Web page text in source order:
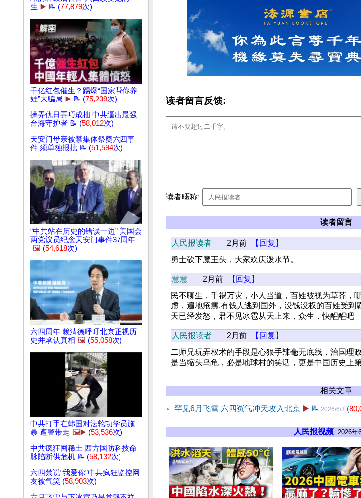
生 ▶️ 📝 (77,879次)
千亿红包催生？踢爆“国家帮你养
娃”大骗局 ▶️ 📝 (75,239次)
操弄仇日弄巧成拙 中共逼出最强
台海守护者 📝 (58,012次)
天安门母亲被禁集体祭奠六四事
件 须单独报批 📝 (51,594次)
“中共站在历史的错误一边” 美国会
两党议员纪念天安门事件37周年
🖼️ (54,618次)
六四周年 赖清德呼吁北京正视历
史并承认真相 🖼️ (55,058次)
中共打手在韩国对法轮功学员施
暴 遭警带走 🖼️▶️ (53,536次)
中共疯狂囤稀土 西方国防科技命
脉陷断供危机 📝 (58,132次)
六四禁说“我爱你”中共疯狂监控网
友被气笑 (58,903次)
读者留言反馈:
读者暱称:
读者留言
人民报读者 2月前
【回复】
勇士砍下魔王头，大家欢庆泼水节。
慧慧 2月前
【回复】
民不聊生，千祸万灾，小人当道，百姓被视为草芥，
虑，遍地疮痍.有钱人逃到国外，没钱没权的百姓受
天已经发怒，君不见冰雹从天上来，众生，快醒醒吧
人民报读者 2月前
【回复】
二师兄玩弄权术的手段是心狠手辣毫无底线，治国理
是当缩头乌龟，必是地球村的笑话，更是中国历史上
相关文章
罕见6月飞雪 六四冤气冲天攻入北京 ▶️ 📝 2026/6/3 (
人民报视频 2026年